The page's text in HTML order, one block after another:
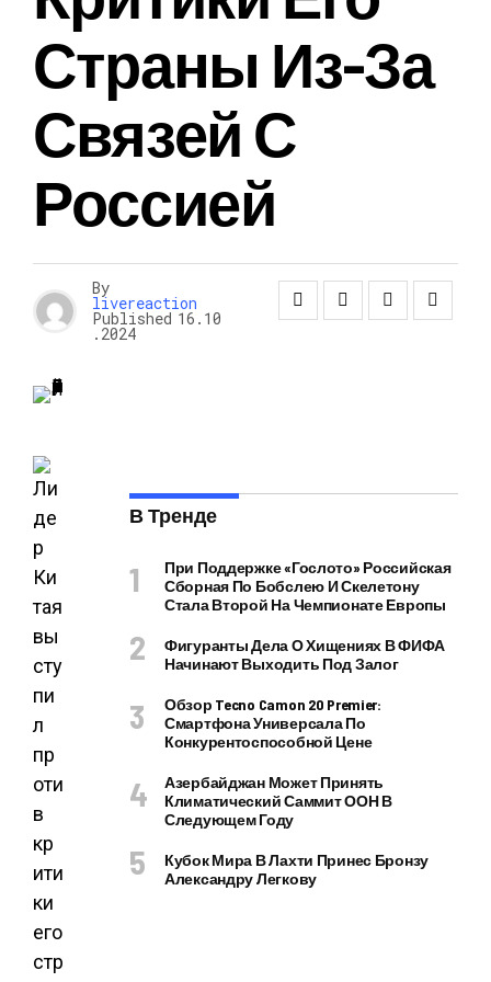
Страны Из-За
Связей С
Россией
By
livereaction
Published 16.10
.2024
В Тренде
При Поддержке «Гослото» Российская
Сборная По Бобслею И Скелетону
Стала Второй На Чемпионате Европы
Фигуранты Дела О Хищениях В ФИФА
Начинают Выходить Под Залог
Обзор Tecno Camon 20 Premier:
Смартфона Универсала По
Конкурентоспособной Цене
Азербайджан Может Принять
Климатический Саммит ООН В
Следующем Году
Кубок Мира В Лахти Принес Бронзу
Александру Легкову